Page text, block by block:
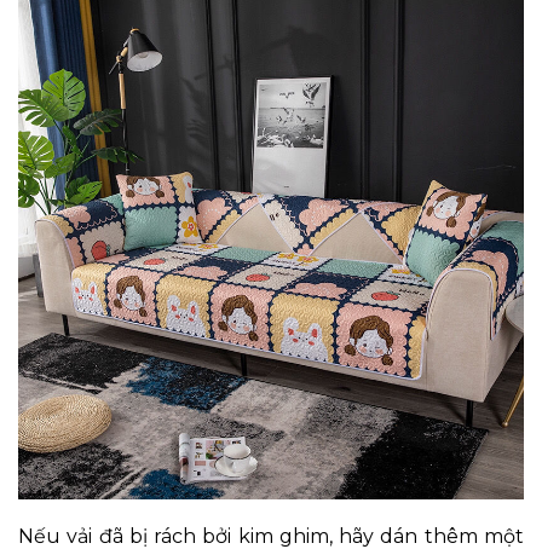
Nếu vải đã bị rách bởi kim ghim, hãy dán thêm một